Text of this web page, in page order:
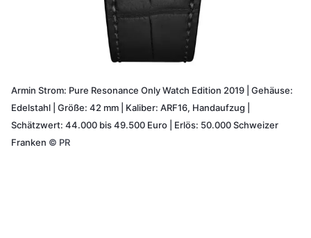
Armin Strom: Pure Resonance Only Watch Edition 2019 | Gehäuse:
Edelstahl | Größe: 42 mm | Kaliber: ARF16, Handaufzug |
Schätzwert: 44.000 bis 49.500 Euro | Erlös: 50.000 Schweizer
Franken © PR